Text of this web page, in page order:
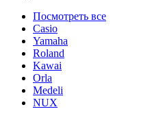
Посмотреть все
Casio
Yamaha
Roland
Kawai
Orla
Medeli
NUX